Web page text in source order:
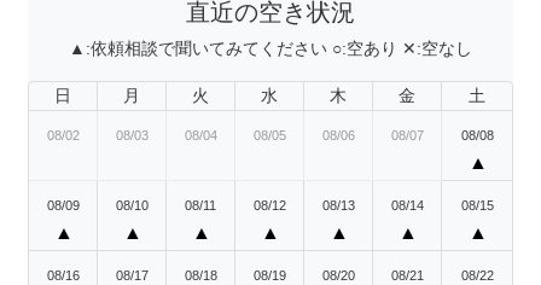
直近の空き状況
▲:依頼相談で聞いてみてください ○:空あり ✕:空なし
日 月 火 水 木 金 土
08/02 08/03 08/04 08/05 08/06 08/07 08/08
▲
08/09
▲
08/10
▲
08/11
▲
08/12
▲
08/13
▲
08/14
▲
08/15
▲
08/16 08/17 08/18 08/19 08/20 08/21 08/22